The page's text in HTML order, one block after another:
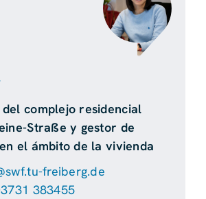
del complejo residencial
Straße y gestor de
el ámbito de la vivienda
freiberg.de
383455